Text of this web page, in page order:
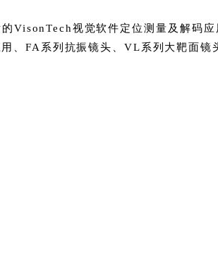
VisonTech视觉软件定位测量及解码
、FA系列抗振镜头、VL系列大靶面